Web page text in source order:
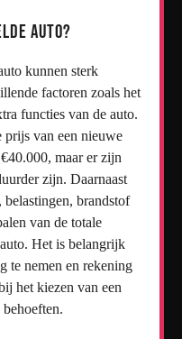
auto?
kunnen sterk
factoren zoals het
functies van de auto.
van een nieuwe
maar er zijn
zijn. Daarnaast
belastingen, brandstof
van de totale
Het is belangrijk
te nemen en rekening
het kiezen van een